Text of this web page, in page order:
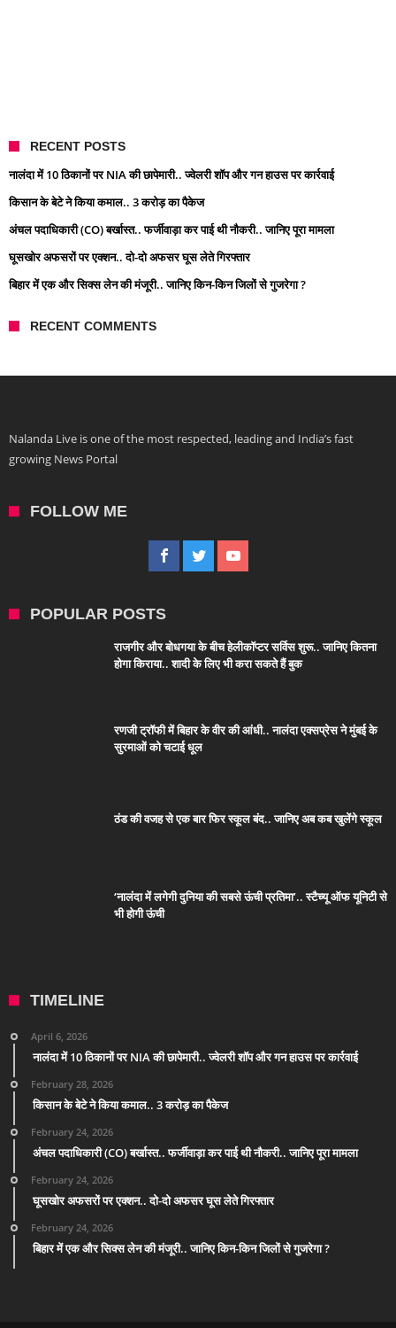
RECENT POSTS
नालंदा में 10 ठिकानों पर NIA की छापेमारी.. ज्वेलरी शॉप और गन हाउस पर कार्रवाई
किसान के बेटे ने किया कमाल.. 3 करोड़ का पैकेज
अंचल पदाधिकारी (CO) बर्खास्त.. फर्जीवाड़ा कर पाई थी नौकरी.. जानिए पूरा मामला
घूसखोर अफसरों पर एक्शन.. दो-दो अफसर घूस लेते गिरफ्तार
बिहार में एक और सिक्स लेन की मंजूरी.. जानिए किन-किन जिलों से गुजरेगा ?
RECENT COMMENTS
Nalanda Live is one of the most respected, leading and India’s fast
growing News Portal
FOLLOW ME
POPULAR POSTS
राजगीर और बोधगया के बीच हेलीकॉप्टर सर्विस शुरू.. जानिए कितना
होगा किराया.. शादी के लिए भी करा सकते हैं बुक
रणजी ट्रॉफी में बिहार के वीर की आंधी.. नालंदा एक्सप्रेस ने मुंबई के
सुरमाओं को चटाई धूल
ठंड की वजह से एक बार फिर स्कूल बंद.. जानिए अब कब खुलेंगे स्कूल
‘नालंदा में लगेगी दुनिया की सबसे ऊंची प्रतिमा’.. स्टैच्यू ऑफ यूनिटी से
भी होगी ऊंची
TIMELINE
April 6, 2026
नालंदा में 10 ठिकानों पर NIA की छापेमारी.. ज्वेलरी शॉप और गन हाउस पर कार्रवाई
February 28, 2026
किसान के बेटे ने किया कमाल.. 3 करोड़ का पैकेज
February 24, 2026
अंचल पदाधिकारी (CO) बर्खास्त.. फर्जीवाड़ा कर पाई थी नौकरी.. जानिए पूरा मामला
February 24, 2026
घूसखोर अफसरों पर एक्शन.. दो-दो अफसर घूस लेते गिरफ्तार
February 24, 2026
बिहार में एक और सिक्स लेन की मंजूरी.. जानिए किन-किन जिलों से गुजरेगा ?